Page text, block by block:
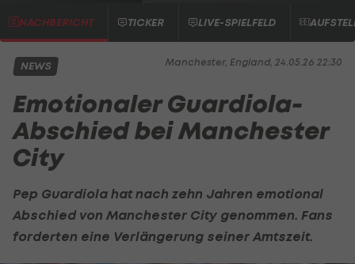
NACHBERICHT TICKER LIVE-SPIELFELD
Manchester, England, 24.05.26 22:30
NEWS
Emotionaler Guardiola-
Abschied bei Manchester
City
Pep Guardiola hat nach zehn Jahren emotional
Abschied von Manchester City genommen. Fans
forderten eine Verlängerung seiner Amtszeit.